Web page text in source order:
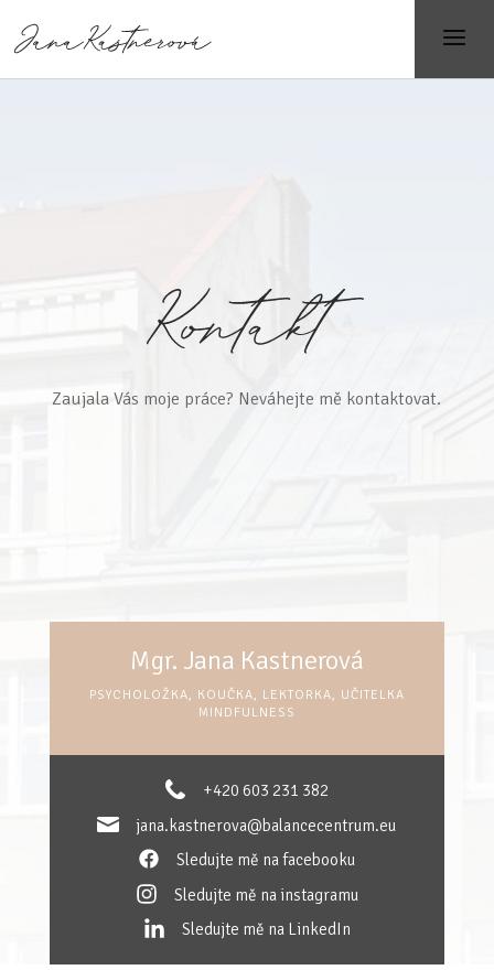
Zaujala Vás moje práce? Neváhejte mě kontaktovat.
Mgr. Jana Kastnerová
PSYCHOLOŽKA, KOUČKA, LEKTORKA, UČITELKA
MINDFULNESS
+420 603 231 382
jana.kastnerova@balancecentrum.eu
Sledujte mě na facebooku
Sledujte mě na instagramu
Sledujte mě na LinkedIn